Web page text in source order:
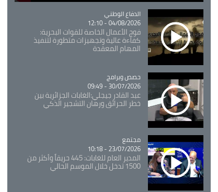
Catégorie
الدفاع الوطني
04/08/2026 - 12:10
فوج الأعمال الخاصة للقوات البحرية:
كفاءة عالية وتجهيزات متطورة لتنفيذ
المهام المعقدة
Catégorie
حصص وبرامج
30/07/2026 - 09:49
عبد القادر جيجلي:الغابات الجزائرية بين
خطر الحرائق ورهان التشجير الذكي
Catégorie
مجتمع
23/07/2026 - 10:18
المدير العام للغابات: 445 حريقاً وأكثر من
1500 تدخل خلال الموسم الحالي